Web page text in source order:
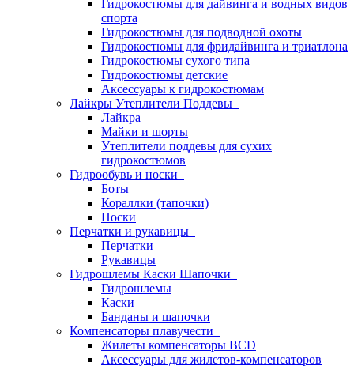
Гидрокостюмы для дайвинга и водных видов
спорта
Гидрокостюмы для подводной охоты
Гидрокостюмы для фридайвинга и триатлона
Гидрокостюмы сухого типа
Гидрокостюмы детские
Аксессуары к гидрокостюмам
Лайкры Утеплители Поддевы
Лайкра
Майки и шорты
Утеплители поддевы для сухих
гидрокостюмов
Гидрообувь и носки
Боты
Кораллки (тапочки)
Носки
Перчатки и рукавицы
Перчатки
Рукавицы
Гидрошлемы Каски Шапочки
Гидрошлемы
Каски
Банданы и шапочки
Компенсаторы плавучести
Жилеты компенсаторы BCD
Аксессуары для жилетов-компенсаторов